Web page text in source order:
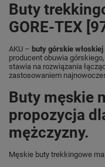
Buty
GORE-TEX
AKU – buty górskie
producent obuwia
stawia na rozwiązania
zastosowaniem
Buty męskie
propozycja
mężczyzny.
Męskie buty trekkingowe